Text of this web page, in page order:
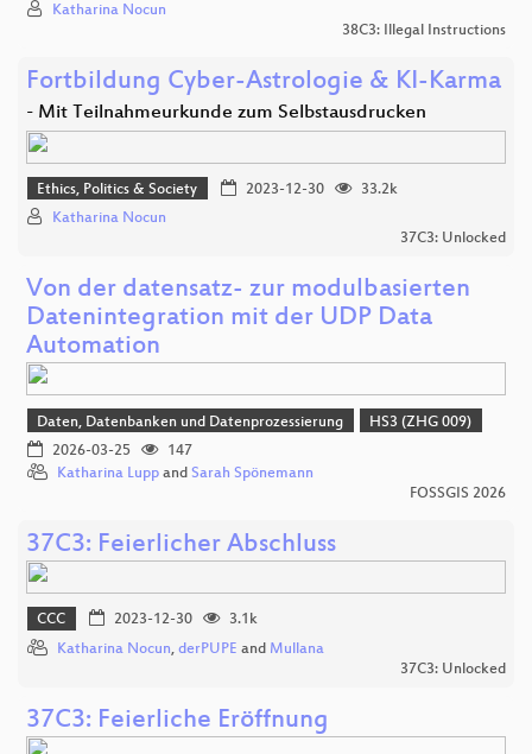
Katharina Nocun
38C3: Illegal Instructions
Fortbildung Cyber-Astrologie & KI-Karma
- Mit Teilnahmeurkunde zum Selbstausdrucken
Ethics, Politics & Society 2023-12-30
33.2k
Katharina Nocun
37C3: Unlocked
Von der datensatz- zur modulbasierten
Datenintegration mit der UDP Data
Automation
Daten, Datenbanken und Datenprozessierung
HS3 (ZHG 009)
2026-03-25
147
Katharina Lupp and Sarah Spönemann
FOSSGIS 2026
37C3: Feierlicher Abschluss
CCC 2023-12-30
3.1k
Katharina Nocun, derPUPE and Mullana
37C3: Unlocked
37C3: Feierliche Eröffnung